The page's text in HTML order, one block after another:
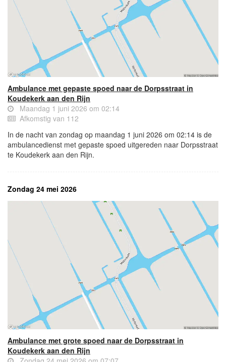
Ambulance met gepaste spoed naar de Dorpsstraat in
Koudekerk aan den Rijn
Maandag 1 juni 2026 om 02:14
Afkomstig van 112
In de nacht van zondag op maandag 1 juni 2026 om 02:14 is de
ambulancedienst met gepaste spoed uitgereden naar Dorpsstraat
te Koudekerk aan den Rijn.
Zondag 24 mei 2026
Ambulance met grote spoed naar de Dorpsstraat in
Koudekerk aan den Rijn